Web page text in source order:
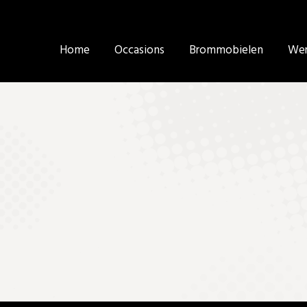
Home Occasions Brommobielen
Home Occasions Brommobielen